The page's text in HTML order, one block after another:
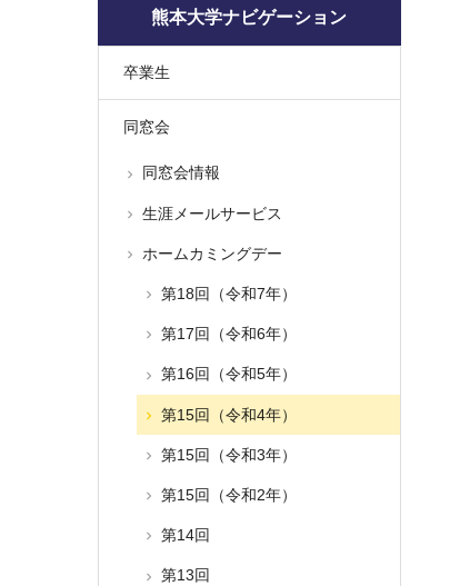
熊本大学ナビゲーション
卒業生
同窓会
同窓会情報
生涯メールサービス
ホームカミングデー
第18回（令和7年）
第17回（令和6年）
第16回（令和5年）
第15回（令和4年）
第15回（令和3年）
第15回（令和2年）
第14回
第13回